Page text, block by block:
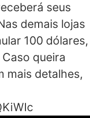
seus
demais lojas
100 dólares,
queira
mais detalhes,